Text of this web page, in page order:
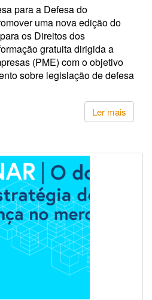
para a Defesa do
uma nova edição do
os Direitos dos
gratuita dirigida a
(PME) com o objetivo
sobre legislação de defesa
Ler mais